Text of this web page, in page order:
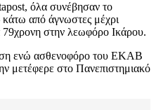
όλα συνέβησαν το
από άγνωστες μέχρι
79χρονη στην λεωφόρο Ικάρου.
ενώ ασθενοφόρο του ΕΚΑΒ
μετέφερε στο Πανεπιστημιακό